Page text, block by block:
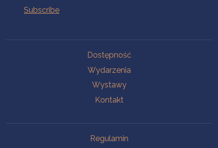
Dostępność
Wydarzenia
Wystawy
Kontakt
Regulamin